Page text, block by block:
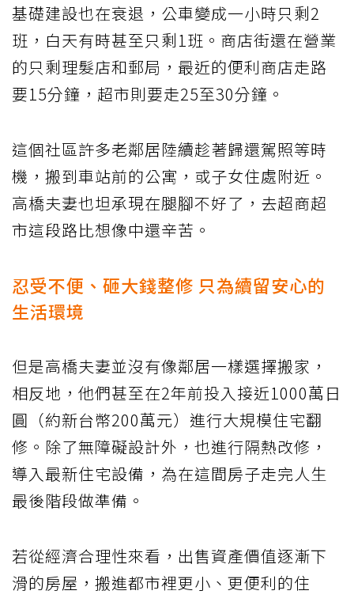
基礎建設也在衰退，公車變成一小時只剩2
班，白天有時甚至只剩1班。商店街還在營業
的只剩理髮店和郵局，最近的便利商店走路
要15分鐘，超市則要走25至30分鐘。
這個社區許多老鄰居陸續趁著歸還駕照等時
機，搬到車站前的公寓，或子女住處附近。
高橋夫妻也坦承現在腿腳不好了，去超商超
市這段路比想像中還辛苦。
忍受不便、砸大錢整修 只為續留安心的
生活環境
但是高橋夫妻並沒有像鄰居一樣選擇搬家，
相反地，他們甚至在2年前投入接近1000萬日
圓（約新台幣200萬元）進行大規模住宅翻
修。除了無障礙設計外，也進行隔熱改修，
導入最新住宅設備，為在這間房子走完人生
最後階段做準備。
若從經濟合理性來看，出售資產價值逐漸下
滑的房屋，搬進都市裡更小、更便利的住